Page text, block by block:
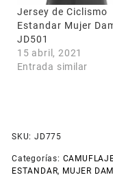
Jersey de Ciclismo
Estandar Mujer
JD501
15 abril, 2021
Entrada similar
SKU: JD775
Categorías:
ESTANDAR, MUJER